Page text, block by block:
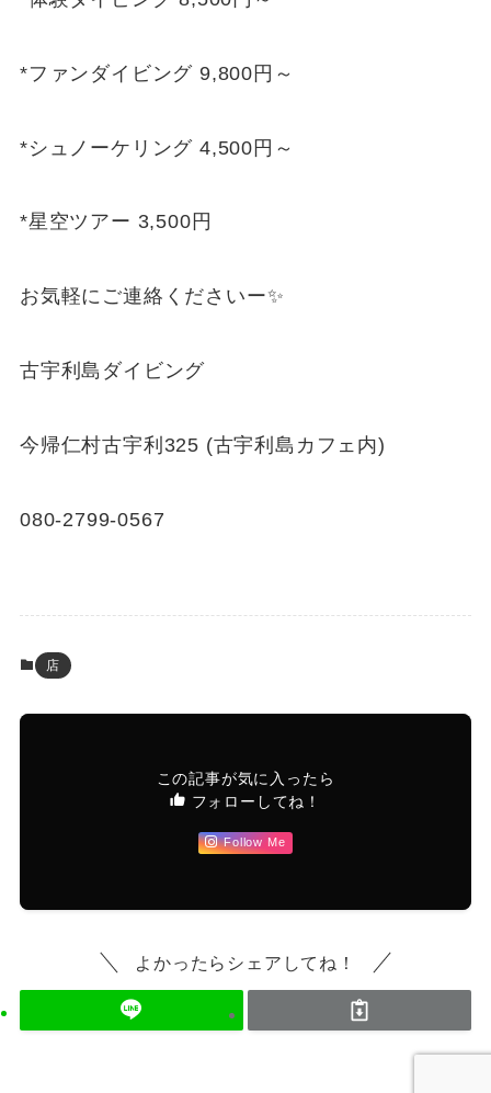
*ファンダイビング 9,800円～
*シュノーケリング 4,500円～
*星空ツアー 3,500円
お気軽にご連絡くださいー✨
古宇利島ダイビング
今帰仁村古宇利325 (古宇利島カフェ内)
080-2799-0567
店
この記事が気に入ったら
フォローしてね！
Follow Me
よかったらシェアしてね！